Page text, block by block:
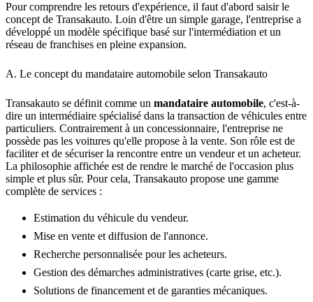
Pour comprendre les retours d'expérience, il faut d'abord saisir le
concept de Transakauto. Loin d'être un simple garage, l'entreprise a
développé un modèle spécifique basé sur l'intermédiation et un
réseau de franchises en pleine expansion.
A. Le concept du mandataire automobile selon Transakauto
Transakauto se définit comme un mandataire automobile, c'est-à-
dire un intermédiaire spécialisé dans la transaction de véhicules entre
particuliers. Contrairement à un concessionnaire, l'entreprise ne
possède pas les voitures qu'elle propose à la vente. Son rôle est de
faciliter et de sécuriser la rencontre entre un vendeur et un acheteur.
La philosophie affichée est de rendre le marché de l'occasion plus
simple et plus sûr. Pour cela, Transakauto propose une gamme
complète de services :
Estimation du véhicule du vendeur.
Mise en vente et diffusion de l'annonce.
Recherche personnalisée pour les acheteurs.
Gestion des démarches administratives (carte grise, etc.).
Solutions de financement et de garanties mécaniques.